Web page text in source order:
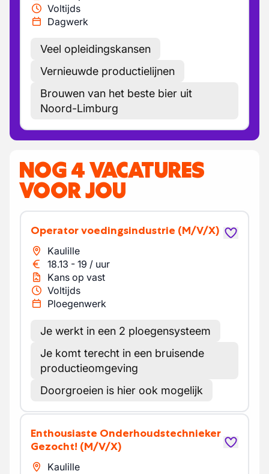
Voltijds
Dagwerk
Veel opleidingskansen
Vernieuwde productielijnen
Brouwen van het beste bier uit
Noord-Limburg
NOG 4 VACATURES
VOOR JOU
Operator voedingsindustrie (M/V/X)
Kaulille
18.13 - 19 / uur
Kans op vast
Voltijds
Ploegenwerk
Je werkt in een 2 ploegensysteem
Je komt terecht in een bruisende
productieomgeving
Doorgroeien is hier ook mogelijk
Enthousiaste Onderhoudstechnieker
Gezocht! (M/V/X)
Kaulille